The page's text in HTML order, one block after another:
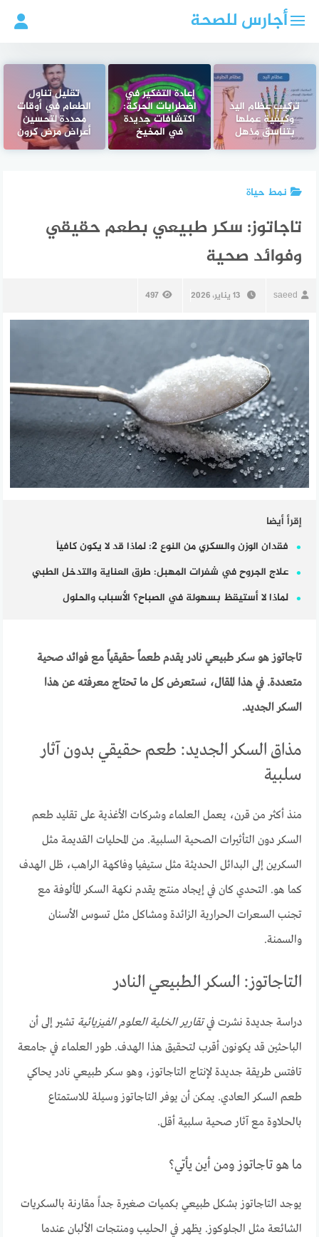
أجارس للصحة
تركيب عظام اليد
وكيفية عملها
بتناسق مذهل
إعادة التفكير في
اضطرابات الحركة:
اكتشافات جديدة
في المخيخ
تقليل تناول
الطعام في أوقات
محددة لتحسين
أعراض مرض كرون
نمط حياة
تاجاتوز: سكر طبيعي بطعم حقيقي
وفوائد صحية
saeed 13 يناير، 2026 497
إقرأ أيضا
فقدان الوزن والسكري من النوع 2: لماذا قد لا يكون كافياً
علاج الجروح في شفرات المهبل: طرق العناية والتدخل الطبي
لماذا لا أستيقظ بسهولة في الصباح؟ الأسباب والحلول
تاجاتوز هو سكر طبيعي نادر يقدم طعماً حقيقياً مع فوائد صحية
متعددة. في هذا المقال، نستعرض كل ما تحتاج معرفته عن هذا
السكر الجديد.
مذاق السكر الجديد: طعم حقيقي بدون آثار
سلبية
منذ أكثر من قرن، يعمل العلماء وشركات الأغذية على تقليد طعم
السكر دون التأثيرات الصحية السلبية. من المحليات القديمة مثل
السكرين إلى البدائل الحديثة مثل ستيفيا وفاكهة الراهب، ظل الهدف
كما هو. التحدي كان في إيجاد منتج يقدم نكهة السكر المألوفة مع
تجنب السعرات الحرارية الزائدة ومشاكل مثل تسوس الأسنان
والسمنة.
التاجاتوز: السكر الطبيعي النادر
دراسة جديدة نشرت فيتقارير الخلية العلوم الفيزيائية تشير إلى أن
الباحثين قد يكونون أقرب لتحقيق هذا الهدف. طور العلماء في جامعة
تافتس طريقة جديدة لإنتاج التاجاتوز، وهو سكر طبيعي نادر يحاكي
طعم السكر العادي. يمكن أن يوفر التاجاتوز وسيلة للاستمتاع
بالحلاوة مع آثار صحية سلبية أقل.
ما هو تاجاتوز ومن أين يأتي؟
يوجد التاجاتوز بشكل طبيعي بكميات صغيرة جداً مقارنة بالسكريات
الشائعة مثل الجلوكوز. يظهر في الحليب ومنتجات الألبان عندما